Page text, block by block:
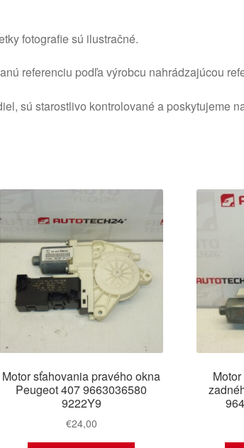
fotografie sú ilustračné.
referenciu podľa výrobcu nahrádzajúcou
sú starostlivo kontrolované a poskytujeme
Motor sťahovania pravého okna
Peugeot 407 9663036580
9222Y9
€24,00